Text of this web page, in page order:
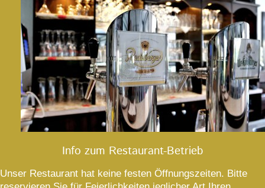
Info zum Restaurant-Betrieb
Unser Restaurant hat keine festen Öffnungszeiten. Bitte